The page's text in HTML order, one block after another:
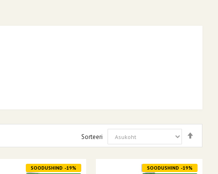
Sorteeri
suunas
SOODUSHIND -19%
SOODUSHIND -19%